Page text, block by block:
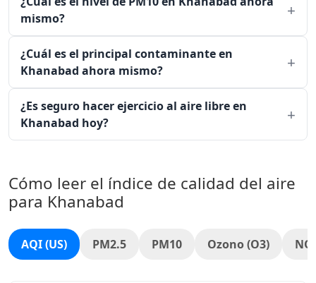
mismo?
¿Cuál es el principal contaminante en
Khanabad ahora mismo?
¿Es seguro hacer ejercicio al aire libre en
Khanabad hoy?
Cómo leer el índice de calidad del aire
para Khanabad
AQI (US) PM2.5 PM10 Ozono (O3)